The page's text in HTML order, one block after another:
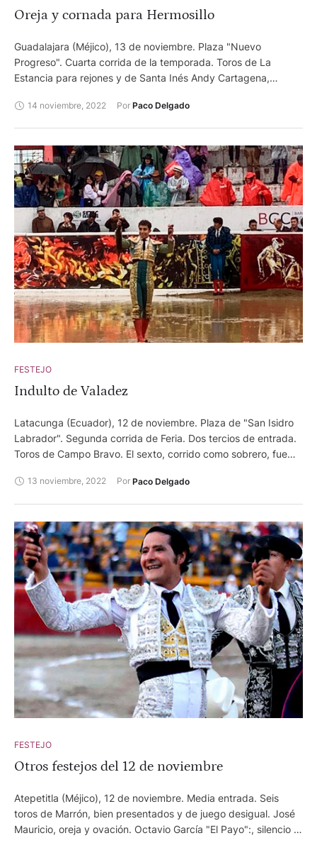
Oreja y cornada para Hermosillo
Guadalajara (Méjico), 13 de noviembre. Plaza "Nuevo
Progreso". Cuarta corrida de la temporada. Toros de La
Estancia para rejones y de Santa Inés Andy Cartagena,
tras aviso y oreja en el toro de regalo. Miguel Aguilar , ovación
y silencio tras aviso. Hermosillo recibió una cornada en la cara
toro de regalo.
14 noviembre, 2022 Por Paco Delgado
FESTEJO
Indulto de Valadez
Latacunga (Ecuador), 12 de noviembre. Plaza de "San Isidro
Labrador". Segunda corrida de Feria. Dos tercios de entrada.
Toros de Campo Bravo. El sexto, corrido como sobrero, fue
Escribano, silencio y dos orejas. Leo Valadez, ovación e
13 noviembre, 2022 Por Paco Delgado
FESTEJO
Otros festejos del 12 de noviembre
Atepetitla (Méjico), 12 de noviembre. Media entrada. Seis
toros de Marrón, bien presentados y de juego desigual. José
Mauricio, oreja y ovación. Octavio García "El Payo":, silencio y